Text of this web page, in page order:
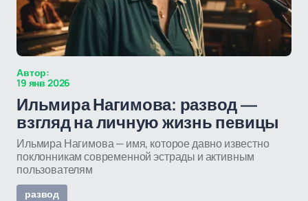
Автор:
19 янв 2026
Ильмира Нагимова: развод —
взгляд на личную жизнь певицы
Ильмира Нагимова — имя, которое давно известно
поклонникам современной эстрады и активным
пользователям
развод